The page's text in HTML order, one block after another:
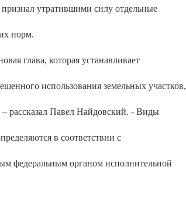
утратившими силу отдельные
норм.
глава, которая устанавливает
использования земельных участков,
рассказал Павел Найдовский. - Виды
в соответствии с
федеральным органом исполнительной